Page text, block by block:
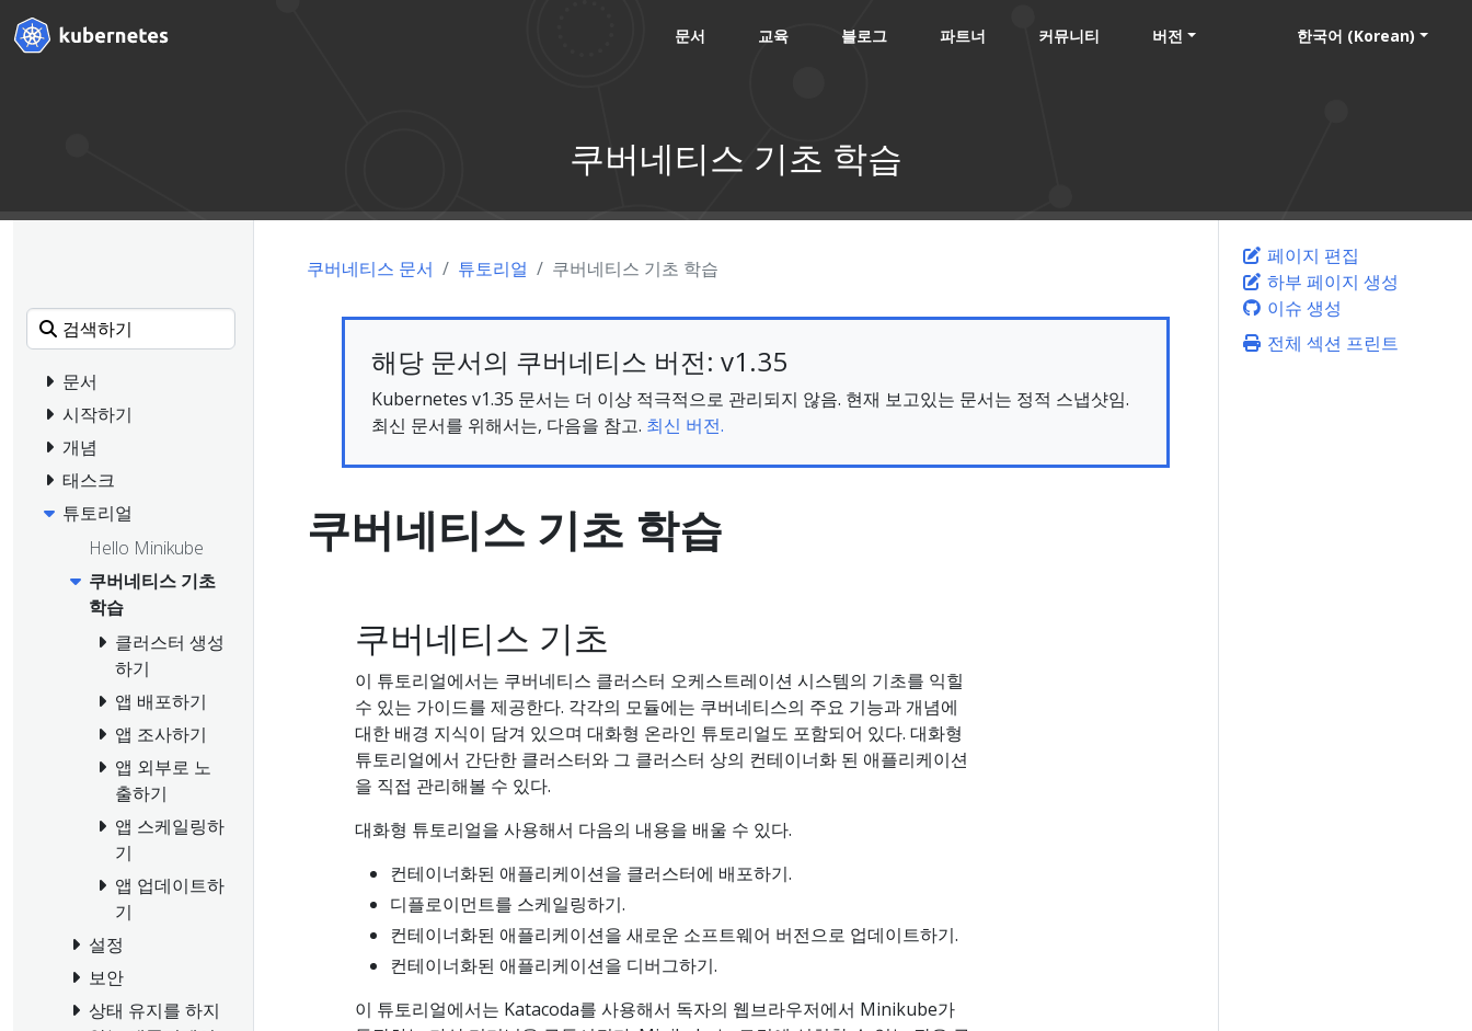
문서 교육 블로그 파트너 커뮤니티 버전 한국어 (Korean)
쿠버네티스 기초 학습
문서
시작하기
개념
태스크
튜토리얼
Hello Minikube
쿠버네티스 기초
학습
클러스터 생성
하기
앱 배포하기
앱 조사하기
앱 외부로 노
출하기
앱 스케일링하
기
앱 업데이트하
기
설정
보안
상태 유지를 하지
페이지 편집
하부 페이지 생성
이슈 생성
전체 섹션 프린트
쿠버네티스 문서 튜토리얼 쿠버네티스 기초 학습
해당 문서의 쿠버네티스 버전: v1.35
Kubernetes v1.35 문서는 더 이상 적극적으로 관리되지 않음. 현재 보고있는 문서는 정적 스냅샷임.
최신 문서를 위해서는, 다음을 참고. 최신 버전.
쿠버네티스 기초 학습
쿠버네티스 기초
이 튜토리얼에서는 쿠버네티스 클러스터 오케스트레이션 시스템의 기초를 익힐
수 있는 가이드를 제공한다. 각각의 모듈에는 쿠버네티스의 주요 기능과 개념에
대한 배경 지식이 담겨 있으며 대화형 온라인 튜토리얼도 포함되어 있다. 대화형
튜토리얼에서 간단한 클러스터와 그 클러스터 상의 컨테이너화 된 애플리케이션
을 직접 관리해볼 수 있다.
대화형 튜토리얼을 사용해서 다음의 내용을 배울 수 있다.
컨테이너화된 애플리케이션을 클러스터에 배포하기.
디플로이먼트를 스케일링하기.
컨테이너화된 애플리케이션을 새로운 소프트웨어 버전으로 업데이트하기.
컨테이너화된 애플리케이션을 디버그하기.
이 튜토리얼에서는 Katacoda를 사용해서 독자의 웹브라우저에서 Minikube가